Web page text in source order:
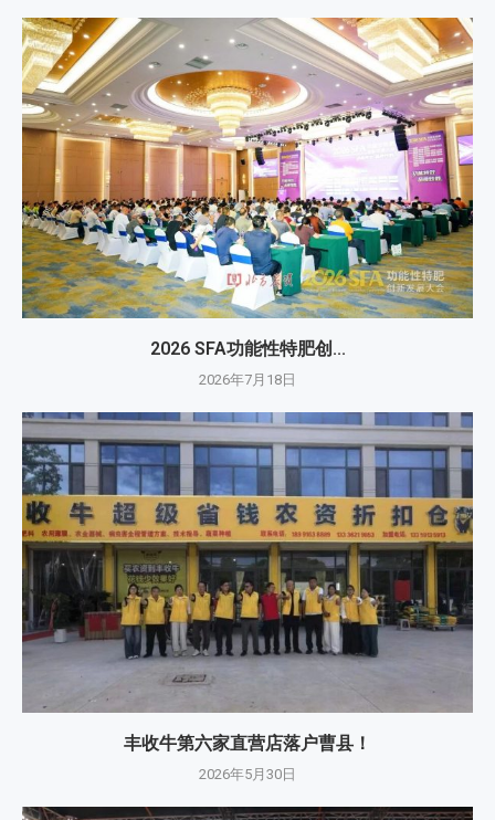
2026 SFA功能性特肥创...
2026年7月18日
丰收牛第六家直营店落户曹县！
2026年5月30日